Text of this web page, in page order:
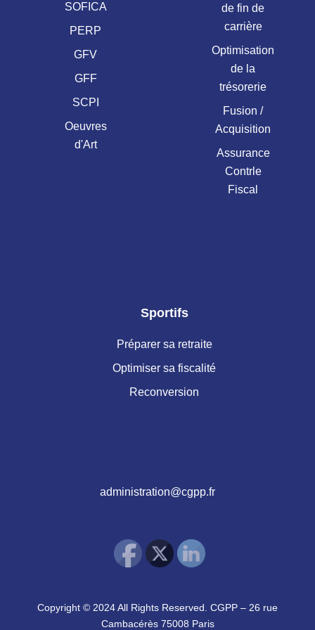
SOFICA
PERP
GFV
GFF
SCPI
Oeuvres
d'Art
de fin de
carrière
Optimisation
de la
trésorerie
Fusion /
Acquisition
Assurance
Contrle
Fiscal
Sportifs
Préparer sa retraite
Optimiser sa fiscalité
Reconversion
administration@cgpp.fr
Copyright © 2024 All Rights Reserved. CGPP – 26 rue
Cambacérès 75008 Paris